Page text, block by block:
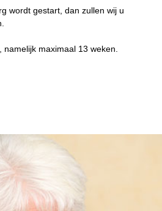
wordt gestart, dan zullen wij u
maximaal 13 weken.